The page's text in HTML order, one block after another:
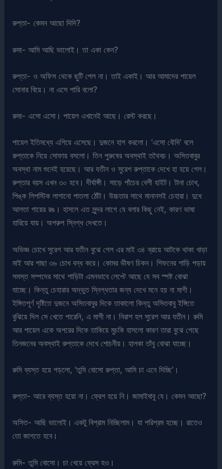
রুপ্তা- কেমন আছো দিদি?
রুমা- আমি আছি ভালোই। তা একা কেন?
রুপ্তা- ও অফিস থেকে ছুটি পেল না। তাই একাই। আর আমাদের পায়েল
সোনার বিয়ে। না এসে পারি বলো?
রুমা- এসো এসো। পায়েল এখানেই আছে। রেস্ট করছে।
পায়েল ইতিমধ্যে এগিয়ে এসেছে। দুজনে হাগ করলো। ‘এসো বৌদি’ বলে
রুপ্তাকে নিয়ে সোফায় বসলো। তিন পুরুষের অবস্থাই তথৈবচ। অসিতবাবুর
অবস্থা নাম শুনেই হয়েছে। আর যতীন ও সুরেশ রুপ্তাকে দেখে হা হয়ে গেল।
রুপ্তার বয়স এখন ৩০ হবে। দীর্ঘাঙ্গী। সাড়ে পাঁচের বেশী হাইট। টানা চোখ,
পিঙ্ক লিপস্টিক লাগানো পাতলা ঠোঁট। উচ্চতার সাথে মানানসই চেহারা। দুধে
আলতা গায়ের রঙ। হাসলে এত সুন্দর লাগে যে বলার কিছু নেই, কারণ ভাষা
হারিয়ে যায়। অপরুপ স্নিগ্ধ দেখতে।
অভিজ্ঞ চোখে সুরেশ আর যতীন বুঝে গেল এর মাই ৩৪ ব্রায়ে আটকে থাকা খাড়া
মাই আর পাছা ৩৬ চোখ বন্ধ করে। কোমর ভীষণ চিকন। শিফনের শাড়ি পড়ায়
সমস্ত সম্পদের সাথে শাড়িটা এমনভাবে লেপ্টে আছে যে সব স্পষ্ট বোঝা
যাচ্ছে। কিন্তু চেহারার অদ্ভুত স্নিগ্ধতার জন্য দেখে মনে হয় না মাগী।
ইঙ্গিতপূর্ণ দৃষ্টিতে দুজনে অসিতবাবুর দিকে তাকালো কিন্তু অসিতবাবু ইঙ্গিতে
বুঝিয়ে দিল সে খেতে পারেনি, এ মাগী না। নিরাশ হল সুরেশ আর যতীন। রুমি
আর পায়েল একে অপরের দিকে তাকিয়ে মুচকি হাসলো কারণ তারা বুঝে গেছে
তিনজনের অবস্থাই রুপ্তাকে দেখে শোচনীয়। হালকা তাঁবু বোঝা যাচ্ছে।
রুমি ব্যস্ত হয়ে পড়লো, ‘তুমি বোসো রুপ্তা, আমি চা এনে দিচ্ছি’।
রুপ্তা- আরে ব্যস্ত হয়ো না। ফ্রেশ হয়ে নি। জামাইবাবু যে। কেমন আছো?
অসিত- আছি ভালোই। একটু বিশ্রাম নিচ্ছিলাম। যা পরিশ্রম হচ্ছে। রাতেও
তো জাগতে হবে।
রুমি- তুমি বোসো। চা খেয়ে ফ্রেস হও।